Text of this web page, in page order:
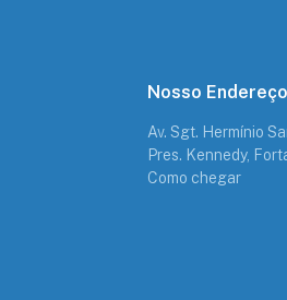
Nosso Endereço
Av. Sgt. Hermínio
Pres. Kennedy,
Como chegar